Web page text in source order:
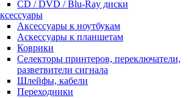
CD / DVD / Blu-Ray диски
Аксессуары к ноутбукам
Аскессуары к планшетам
Коврики
Селекторы принтеров, переключатели,
разветвители сигнала
Шлейфы, кабели
Переходники